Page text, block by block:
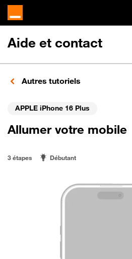
Aide et contact
Autres tutoriels
APPLE iPhone 16 Plus
Allumer votre mobile
3 étapes Débutant